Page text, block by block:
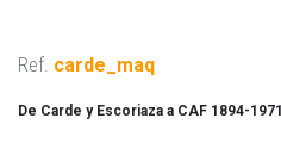
Ref. carde_maq
De Carde y Escoriaza a CAF 1894-1971